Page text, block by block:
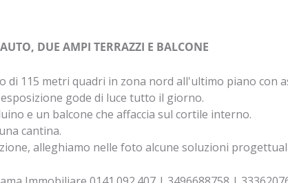
DUE AMPI TERRAZZI E BALCONE
115 metri quadri in zona nord all'ultimo piano con
gode di luce tutto il giorno.
e un balcone che affaccia sul cortile interno.
cantina.
alleghiamo nelle foto alcune soluzioni